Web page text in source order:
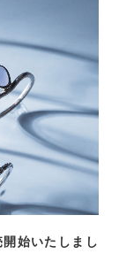
始いたしまし